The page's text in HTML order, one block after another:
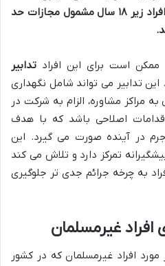
افراد زیر ۱۸ سال مشمول مجازات حد
است برای این افراد تدابیر
این تدابیر می تواند شامل نگهداری
مراکز مشاوره، الزام به شرکت در
اصلاحی باشد که با هدف
جرم در آینده صورت می گیرد. این
تمرکز دارد و تلاش می کند
به چرخه جرائم جدی تر جلوگیری
غیرمسلمان
مورد افراد غیرمسلمان که در کشور